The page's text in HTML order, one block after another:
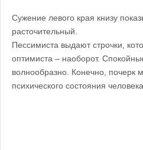
Сужение левого края книзу
расточительный.
Пессимиста выдают строчки,
оптимиста – наоборот.
волнообразно. Конечно, почерк
психического состояния человека.